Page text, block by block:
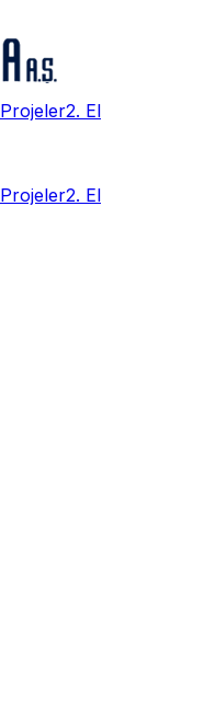
Projeler2. El
Projeler2. El